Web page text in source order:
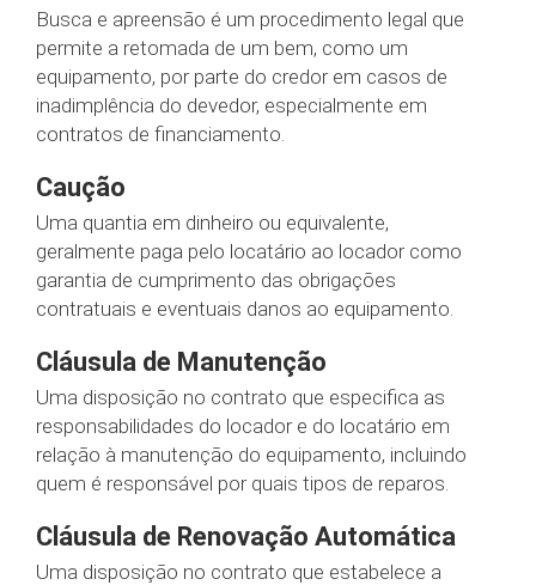
Busca e apreensão é um procedimento legal que
permite a retomada de um bem, como um
equipamento, por parte do credor em casos de
inadimplência do devedor, especialmente em
contratos de financiamento.
Caução
Uma quantia em dinheiro ou equivalente,
geralmente paga pelo locatário ao locador como
garantia de cumprimento das obrigações
contratuais e eventuais danos ao equipamento.
Cláusula de Manutenção
Uma disposição no contrato que especifica as
responsabilidades do locador e do locatário em
relação à manutenção do equipamento, incluindo
quem é responsável por quais tipos de reparos.
Cláusula de Renovação Automática
Uma disposição no contrato que estabelece a